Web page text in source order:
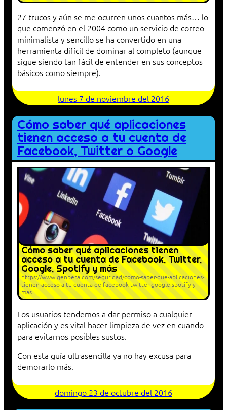
27 trucos y aún se me ocurren unos cuantos más… lo
que comenzó en el 2004 como un servicio de correo
minimalista y sencillo se ha convertido en una
herramienta difícil de dominar al completo (aunque
sigue siendo tan fácil de entender en sus conceptos
básicos como siempre).
lunes 7 de noviembre del 2016
Cómo saber qué aplicaciones
tienen acceso a tu cuenta de
Facebook, Twitter o Google
Cómo saber qué aplicaciones tienen
acceso a tu cuenta de Facebook, Twitter,
Google, Spotify y más
https://www.genbeta.com/seguridad/como-saber-que-aplicaciones-
tienen-acceso-a-tu-cuenta-de-facebook-twitter-google-spotify-y-
mas
Los usuarios tendemos a dar permiso a cualquier
aplicación y es vital hacer limpieza de vez en cuando
para evitarnos posibles sustos.
Con esta guía ultrasencilla ya no hay excusa para
demorarlo más.
domingo 23 de octubre del 2016